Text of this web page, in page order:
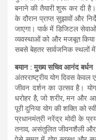
बनाने की तैयारी शुरू कर दी है।
के दौरान प्राप्त सुझावों और
जाएगा। पार्क में डिजिटल
व्यवस्थाओं को और मजबूत किया
सबसे बेहतर सार्वजनिक
बयान : मुख्य सचिव आनंद बर्धन
अंतरराष्ट्रीय योग दिवस
जीवन दर्शन का उत्सव है। योग
धरोहर है, जो शरीर, मन और
पूरी दुनिया योग की शक्ति को
प्रधानमंत्री नरेंद्र मोदी के
तनाव, असंतुलित जीवनशैली और